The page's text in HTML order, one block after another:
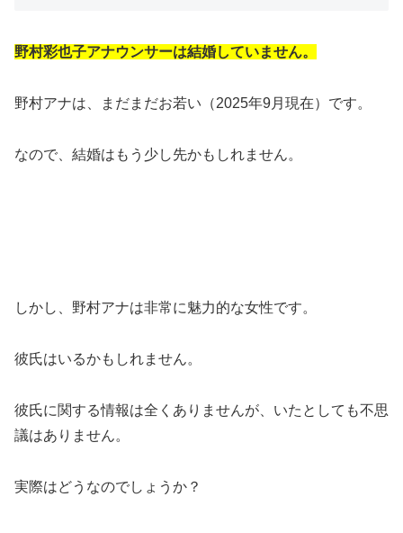
野村彩也子アナウンサーは結婚していません。
野村アナは、まだまだお若い（2025年9月現在）です。
なので、結婚はもう少し先かもしれません。
しかし、野村アナは非常に魅力的な女性です。
彼氏はいるかもしれません。
彼氏に関する情報は全くありませんが、いたとしても不思
議はありません。
実際はどうなのでしょうか？